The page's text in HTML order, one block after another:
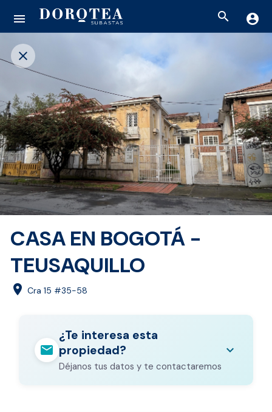
menu search account_circle
close
CASA EN BOGOTÁ -
TEUSAQUILLO
location_on Cra 15 #35-58
mail
¿Te interesa esta
propiedad?
Déjanos tus datos y te contactaremos
expand_more